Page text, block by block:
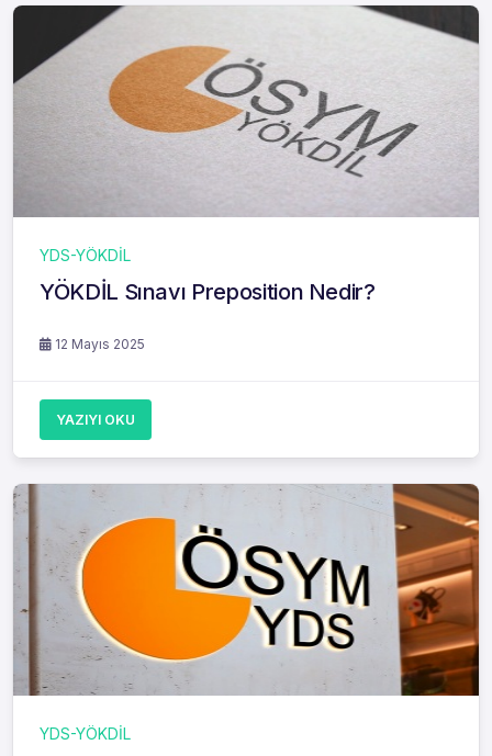
YDS-YÖKDİL
YÖKDİL Sınavı Preposition Nedir?
12 Mayıs 2025
YAZIYI OKU
YDS-YÖKDİL